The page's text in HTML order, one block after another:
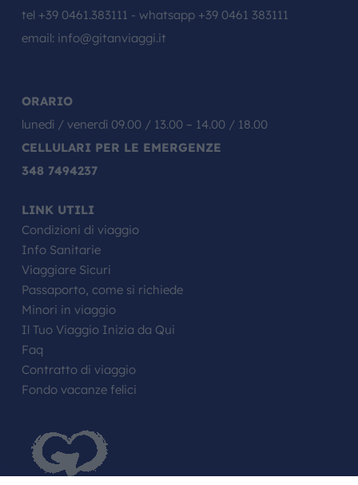
tel +39 0461.383111 - whatsapp +39 0461 383111
email: info@gitanviaggi.it
ORARIO
lunedì / venerdì 09.00 / 13.00 – 14.00 / 18.00
CELLULARI PER LE EMERGENZE
348 7494237
LINK UTILI
Condizioni di viaggio
Info Sanitarie
Viaggiare Sicuri
Passaporto, come si richiede
Minori in viaggio
Il Tuo Viaggio Inizia da Qui
Faq
Contratto di viaggio
Fondo vacanze felici